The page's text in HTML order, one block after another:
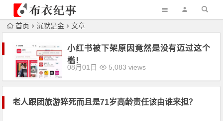
首页 沉默是金 文章
小红书被下架原因竟然是没有迈过这个
槛！
08月01日 5,083 views
老人跟团旅游猝死而且是71岁高龄责任该由谁来担？